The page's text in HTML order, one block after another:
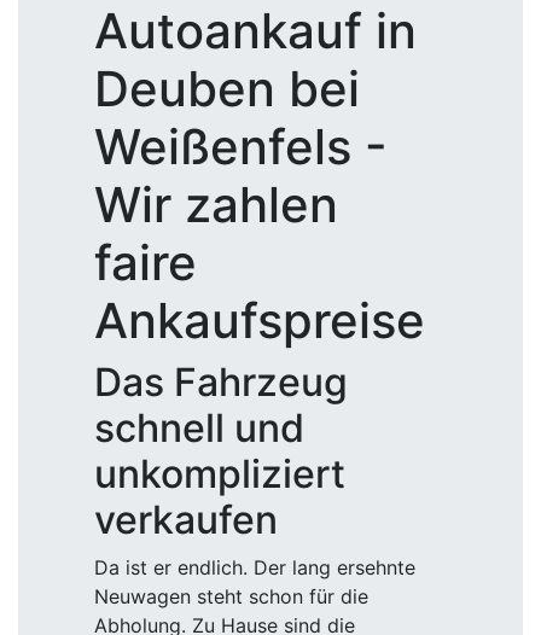
Autoankauf in
Deuben bei
Weißenfels -
Wir zahlen
faire
Ankaufspreise
Das Fahrzeug
schnell und
unkompliziert
verkaufen
Da ist er endlich. Der lang ersehnte
Neuwagen steht schon für die
Abholung. Zu Hause sind die